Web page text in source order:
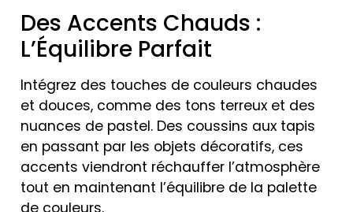
Des Accents Chauds :
L’Équilibre Parfait
Intégrez des touches de couleurs chaudes
et douces, comme des tons terreux et des
nuances de pastel. Des coussins aux tapis
en passant par les objets décoratifs, ces
accents viendront réchauffer l’atmosphère
tout en maintenant l’équilibre de la palette
de couleurs.